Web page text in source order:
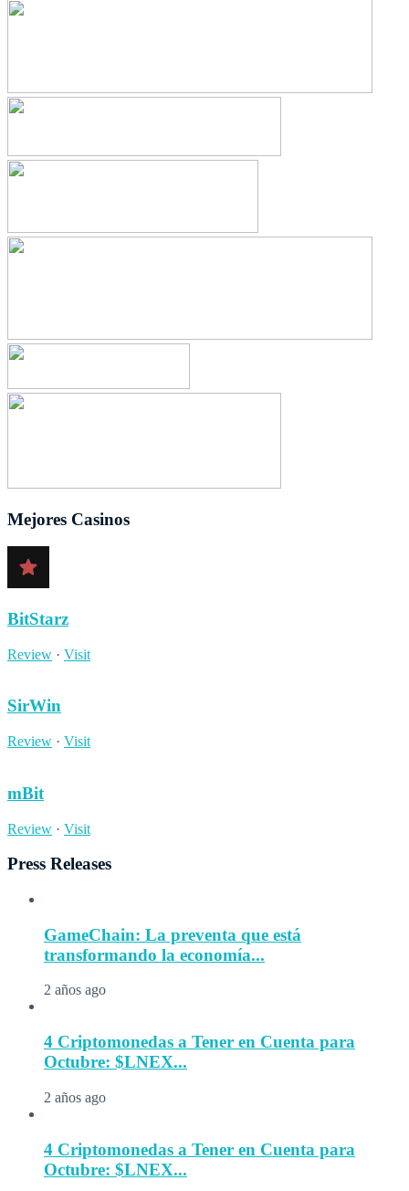
Mejores Casinos
BitStarz
Review · Visit
SirWin
Review · Visit
mBit
Review · Visit
Press Releases
GameChain: La preventa que está
transformando la economía...
2 años ago
4 Criptomonedas a Tener en Cuenta para
Octubre: $LNEX...
2 años ago
4 Criptomonedas a Tener en Cuenta para
Octubre: $LNEX...